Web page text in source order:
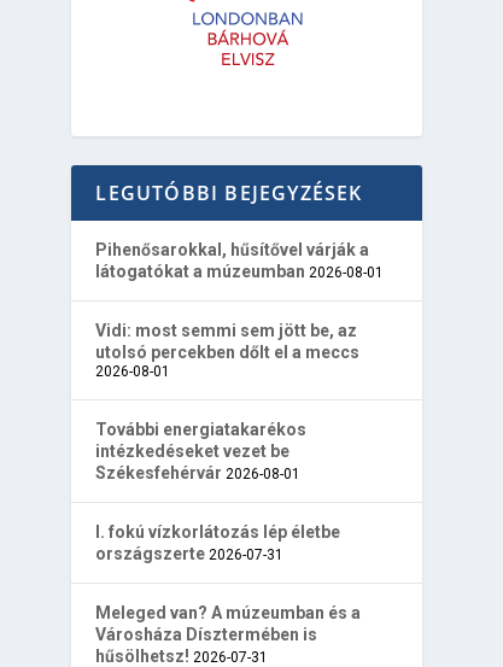
LEGUTÓBBI BEJEGYZÉSEK
Pihenősarokkal, hűsítővel várják a
látogatókat a múzeumban 2026-08-01
Vidi: most semmi sem jött be, az
utolsó percekben dőlt el a meccs
2026-08-01
További energiatakarékos
intézkedéseket vezet be
Székesfehérvár 2026-08-01
I. fokú vízkorlátozás lép életbe
országszerte 2026-07-31
Meleged van? A múzeumban és a
Városháza Dísztermében is
hűsölhetsz! 2026-07-31